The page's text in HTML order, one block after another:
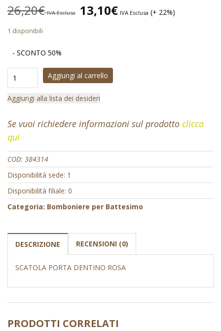
26,20€ IVA Esclusa 13,10€ IVA Esclusa (+ 22%)
1 disponibili
- SCONTO 50%
Aggiungi al carrello
Aggiungi alla lista dei desideri
Se vuoi richiedere informazioni sul prodotto clicca
qui
COD: 384314
Disponibilità sede: 1
Disponibilità filiale: 0
Categoria: Bomboniere per Battesimo
DESCRIZIONE RECENSIONI (0)
SCATOLA PORTA DENTINO ROSA
PRODOTTI CORRELATI